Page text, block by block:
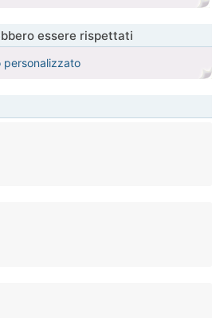
essere rispettati
personalizzato